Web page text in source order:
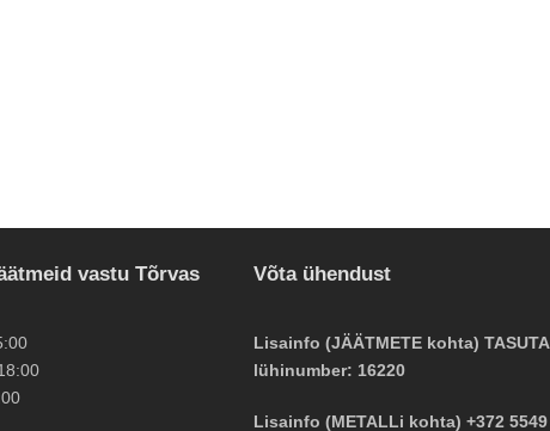
vastu Tõrvas Võta ühendust
Lisainfo (JÄÄTMETE kohta) TASUTA
lühinumber: 16220
Lisainfo (METALLi kohta) +372 5549